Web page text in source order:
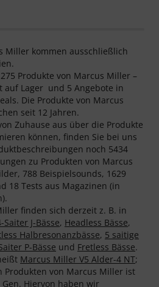
Miller kommen ausschließlich
Produkte von Marcus Miller –
auf Lager und 5 Angebote in
Die Produkte von Marcus
seit 12 Jahren.
Zuhause aus über die Produkte
können, finden Sie bei uns
noch 5434
zu Produkten von Marcus
788 Beispielsounds, 1629
18 Tests aus Magazinen (in
finden sich derzeit z. B. in
Saiter J-Bässe, Headless Bässe,
Halbresonanzbässe, 5 saitige
P-Bässe und Fretless Bässe.
Marcus Miller V5 Alder-4 NT;
von Marcus Miller ist
. Hiervon haben wir